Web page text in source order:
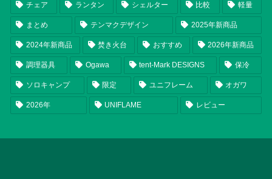
チェア ランタン シェルター 比較 軽量
まとめ テンマクデザイン 2025年新商品
2024年新商品 焚き火台 おすすめ 2026年新商品
調理器具 Ogawa tent-Mark DESIGNS 保冷
ソロキャンプ 限定 ユニフレーム オガワ
2026年 UNIFLAME レビュー